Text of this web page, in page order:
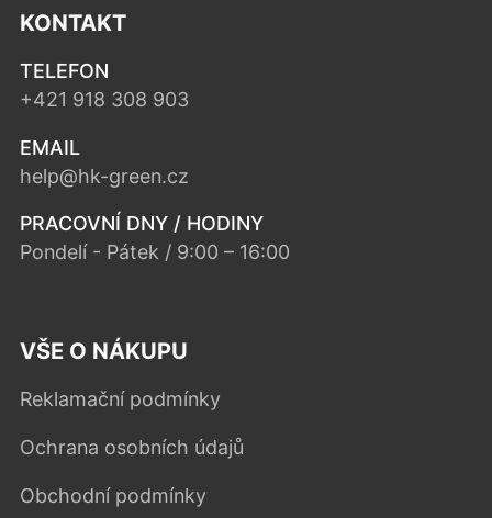
KONTAKT
TELEFON
+421 918 308 903
EMAIL
help@hk-green.cz
PRACOVNÍ DNY / HODINY
Pondelí - Pátek / 9:00 – 16:00
VŠE O NÁKUPU
Reklamační podmínky
Ochrana osobních údajů
Obchodní podmínky